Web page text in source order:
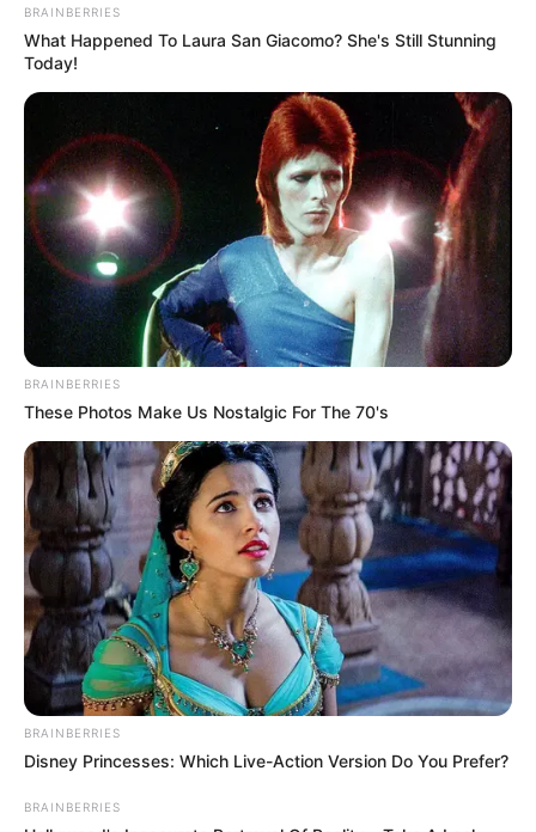
Is The Movie "Danish Girl" A True Story?
BRAINBERRIES
Gina Carano Finally Admits What Some Suspected
All Along
BRAINBERRIES
BRAINBERRIES
What Happened To Laura San Giacomo? She's Still Stunning
Today!
BRAINBERRIES
These Photos Make Us Nostalgic For The 70's
BRAINBERRIES
Disney Princesses: Which Live-Action Version Do You Prefer?
BRAINBERRIES